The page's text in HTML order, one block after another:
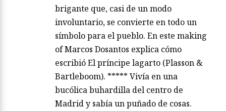
brigante que, casi de un modo
involuntario, se convierte en todo un
símbolo para el pueblo. En este making
of Marcos Dosantos explica cómo
escribió El príncipe lagarto (Plasson &
Bartleboom). ***** Vivía en una
bucólica buhardilla del centro de
Madrid y sabía un puñado de cosas.